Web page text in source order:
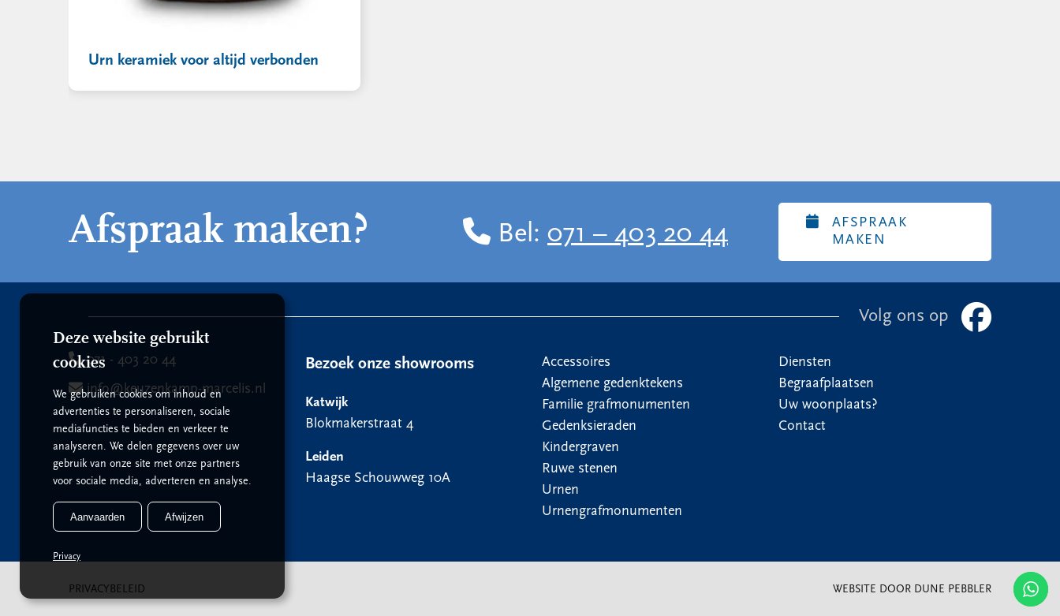
Urn keramiek voor altijd verbonden
Afspraak maken? Bel: 071 – 403 20 44
AFSPRAAK
MAKEN
Volg ons op
071 - 403 20 44
info@keuzenkamp-marcelis.nl
Bezoek onze showrooms
Katwijk
Blokmakerstraat 4
Leiden
Haagse Schouwweg 10A
Accessoires
Algemene gedenktekens
Familie grafmonumenten
Gedenksieraden
Kindergraven
Ruwe stenen
Urnen
Urnengrafmonumenten
Diensten
Begraafplaatsen
Uw woonplaats?
Contact
PRIVACYBELEID WEBSITE DOOR DUNE PEBBLER
Deze website gebruikt
cookies
We gebruiken cookies om inhoud en
advertenties te personaliseren, sociale
mediafuncties te bieden en verkeer te
analyseren. We delen gegevens over uw
gebruik van onze site met onze partners
voor sociale media, adverteren en analyse.
Aanvaarden Afwijzen
Privacy